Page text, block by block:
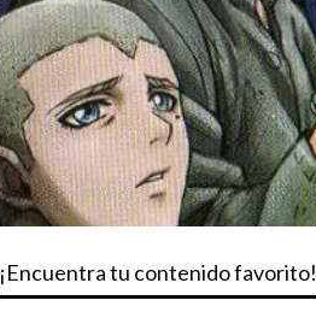
¡Encuentra tu contenido favorito!